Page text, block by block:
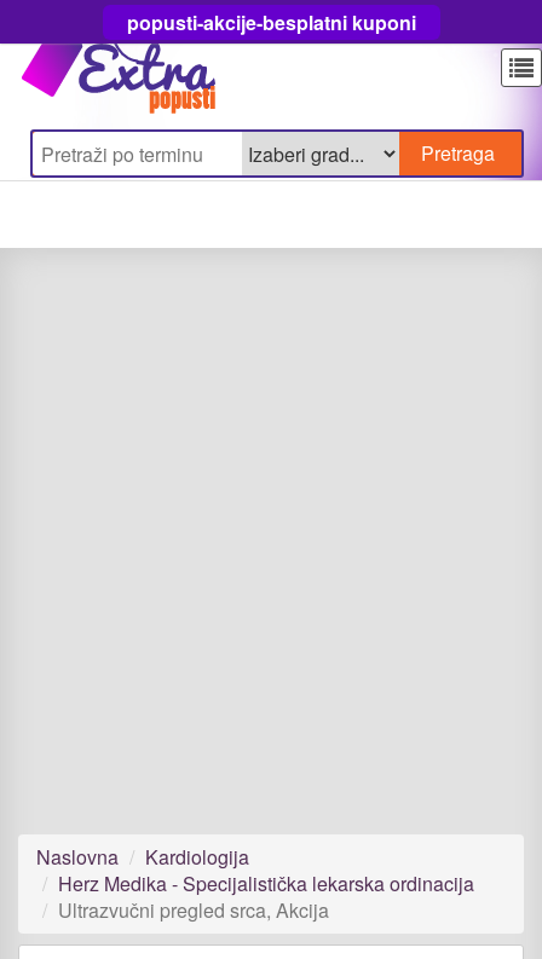
popusti-akcije-besplatni kuponi
Naslovna
Kardiologija
Herz Medika - Specijalistička lekarska ordinacija
Ultrazvučni pregled srca, Akcija